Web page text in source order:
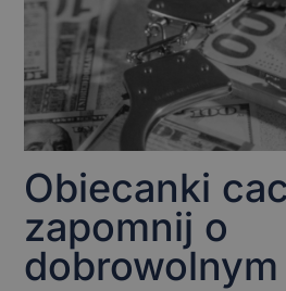
Obiecanki
zapomnij o